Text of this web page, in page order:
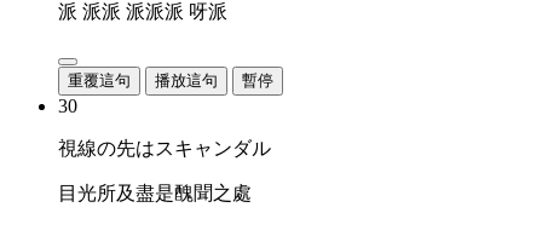
派 派派 派派派 呀派
重覆這句 播放這句 暫停
30
視線の先はスキャンダル
目光所及盡是醜聞之處